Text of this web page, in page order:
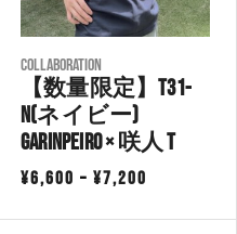
COLLABORATION
【数量限定】T31-
N(ネイビー)
GarinPeiro × 咲人 T
¥6,600 – ¥7,200